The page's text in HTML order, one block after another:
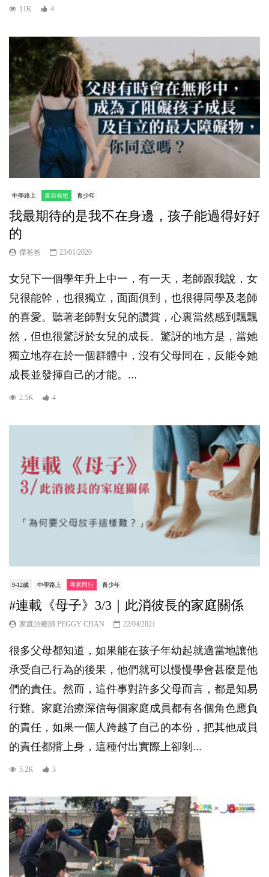
11K 4
中學路上 書寫省思 青少年
我最期待的是我不在身邊，孩子能過得好好
的
傑爸爸 23/01/2020
女兒下一個學年升上中一，有一天，老師跟我說，女
兒很能幹，也很獨立，面面俱到，也很得同學及老師
的喜愛。聽著老師對女兒的讚賞，心裏當然感到飄飄
然，但也很驚訝於女兒的成長。驚訝的地方是，當她
獨立地存在於一個群體中，沒有父母同在，反能令她
成長並發揮自己的才能。...
2.5K 4
9-12歲 中學路上 專家同行 青少年
#連載《母子》3/3｜此消彼長的家庭關係
家庭治療師 PEGGY CHAN 22/04/2021
很多父母都知道，如果能在孩子年幼起就適當地讓他
承受自己行為的後果，他們就可以慢慢學會甚麼是他
們的責任。然而，這件事對許多父母而言，都是知易
行難。家庭治療深信每個家庭成員都有各個角色應負
的責任，如果一個人跨越了自己的本份，把其他成員
的責任都揹上身，這種付出實際上卻剝...
5.2K 3